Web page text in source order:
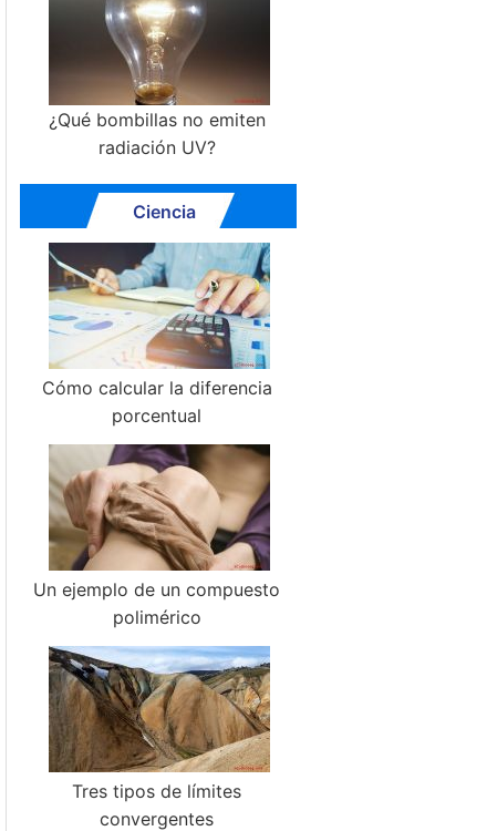
¿Qué bombillas no emiten
radiación UV?
Ciencia
Cómo calcular la diferencia
porcentual
Un ejemplo de un compuesto
polimérico
Tres tipos de límites
convergentes